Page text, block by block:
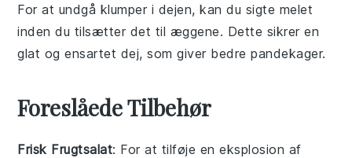
For at undgå klumper i dejen, kan du sigte melet
inden du tilsætter det til æggene. Dette sikrer en
glat og ensartet dej, som giver bedrepandekager.
Foreslåede Tilbehør
Frisk Frugtsalat: For at tilføje eneksplosion af